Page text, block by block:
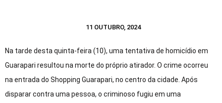
11 OUTUBRO, 2024
Na tarde desta quinta-feira (10), uma tentativa de homicídio em
Guarapari resultou na morte do próprio atirador. O crime ocorreu
na entrada do Shopping Guarapari, no centro da cidade. Após
disparar contra uma pessoa, o criminoso fugiu em uma